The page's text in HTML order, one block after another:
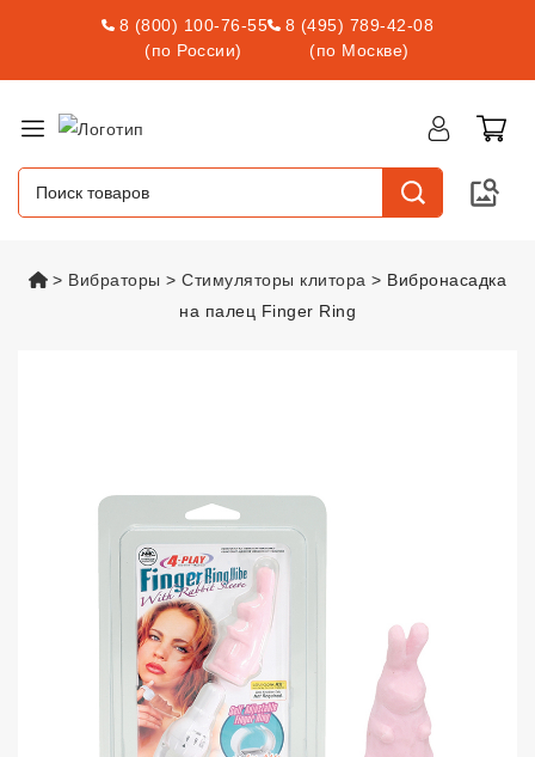
8 (800) 100-76-55
(по России)
8 (495) 789-42-08
(по Москве)
vsexshop.ru
Вибраторы Стимуляторы клитора
Вибронасадка
на палец Finger Ring